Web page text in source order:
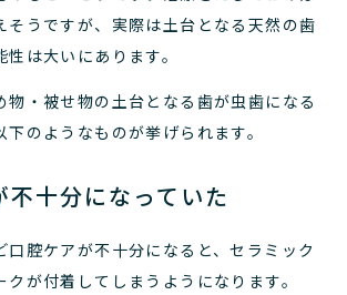
そうですが、実際は土台となる天然の歯
は大いにあります。
物・被せ物の土台となる歯が虫歯になる
のようなものが挙げられます。
不十分になっていた
口腔ケアが不十分になると、セラミック
クが付着してしまうようになります。